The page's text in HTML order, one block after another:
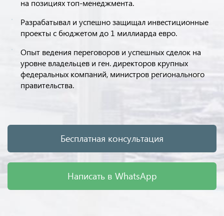
на позициях топ-менеджмента.
Разрабатывал и успешно защищал инвестиционные
проекты с бюджетом до 1 миллиарда евро.
Опыт ведения переговоров и успешных сделок на
уровне владельцев и ген. директоров крупных
федеральных компаний, министров регионального
правительства.
Бесплатная консультация
Написать в WhatsApp